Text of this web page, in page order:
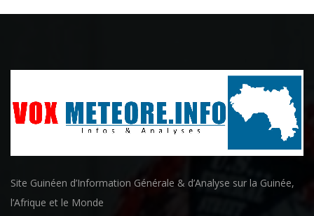
Site Guinéen d’Information Générale & d’Analyse sur la Guinée,
l’Afrique et le Monde